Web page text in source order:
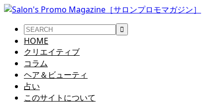
HOME
クリエイティブ
コラム
ヘア＆ビューティ
占い
このサイトについて